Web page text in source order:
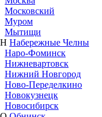
Московский
Муром
Мытищи
Н Набережные Челны
Наро-Фоминск
Нижневартовск
Нижний Новгород
Ново-Переделкино
Новокузнецк
Новосибирск